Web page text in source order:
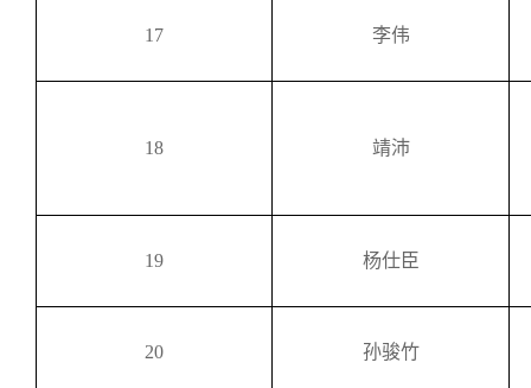
17 李伟
18 靖沛
19 杨仕臣
20 孙骏竹